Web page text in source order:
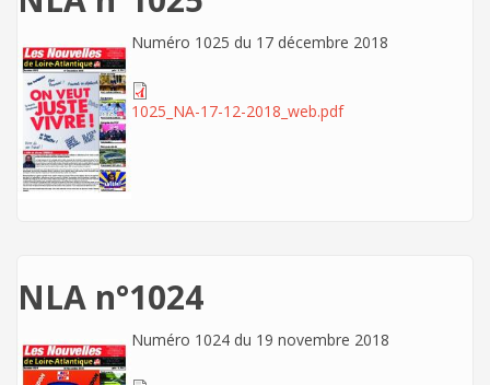
Numéro 1025 du 17 décembre 2018
1025_NA-17-12-2018_web.pdf
NLA n°1024
Numéro 1024 du 19 novembre 2018